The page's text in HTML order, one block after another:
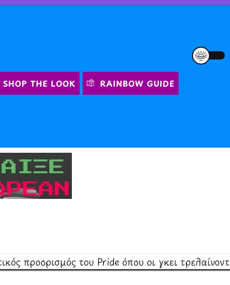
SHOP THE LOOK RAINBOW GUIDE